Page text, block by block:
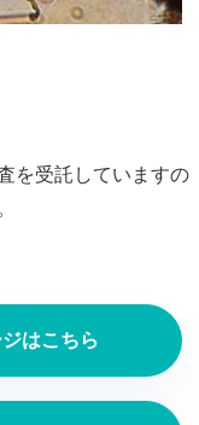
を受託していますの
はこちら